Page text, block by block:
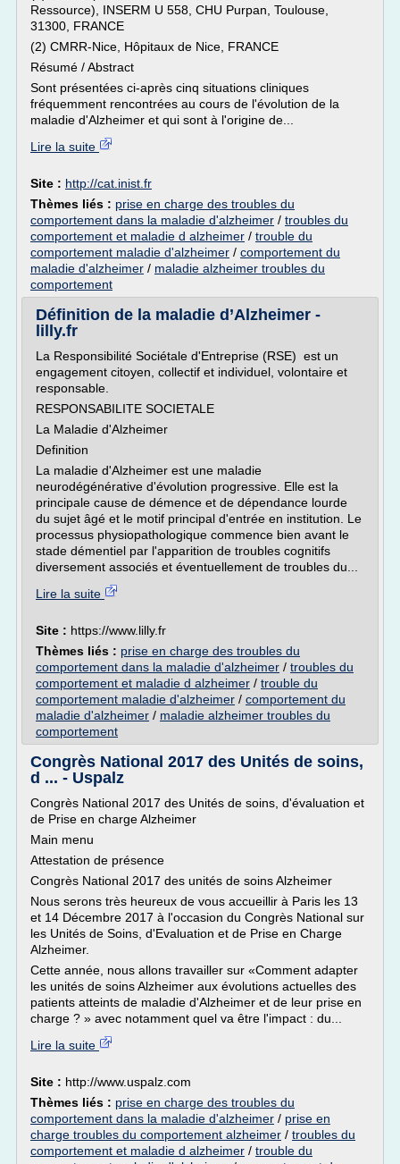
Ressource), INSERM U 558, CHU Purpan, Toulouse,
31300, FRANCE
(2) CMRR-Nice, Hôpitaux de Nice, FRANCE
Résumé / Abstract
Sont présentées ci-après cinq situations cliniques
fréquemment rencontrées au cours de l'évolution de la
maladie d'Alzheimer et qui sont à l'origine de...
Lire la suite
Site : http://cat.inist.fr
Thèmes liés : prise en charge des troubles du
comportement dans la maladie d'alzheimer / troubles du
comportement et maladie d alzheimer / trouble du
comportement maladie d'alzheimer / comportement du
maladie d'alzheimer / maladie alzheimer troubles du
comportement
Définition de la maladie d’Alzheimer -
lilly.fr
La Responsibilité Sociétale d'Entreprise (RSE) est un
engagement citoyen, collectif et individuel, volontaire et
responsable.
RESPONSABILITE SOCIETALE
La Maladie d'Alzheimer
Definition
La maladie d'Alzheimer est une maladie
neurodégénérative d'évolution progressive. Elle est la
principale cause de démence et de dépendance lourde
du sujet âgé et le motif principal d'entrée en institution. Le
processus physiopathologique commence bien avant le
stade démentiel par l'apparition de troubles cognitifs
diversement associés et éventuellement de troubles du...
Lire la suite
Site : https://www.lilly.fr
Thèmes liés : prise en charge des troubles du
comportement dans la maladie d'alzheimer / troubles du
comportement et maladie d alzheimer / trouble du
comportement maladie d'alzheimer / comportement du
maladie d'alzheimer / maladie alzheimer troubles du
comportement
Congrès National 2017 des Unités de soins,
d ... - Uspalz
Congrès National 2017 des Unités de soins, d'évaluation et
de Prise en charge Alzheimer
Main menu
Attestation de présence
Congrès National 2017 des unités de soins Alzheimer
Nous serons très heureux de vous accueillir à Paris les 13
et 14 Décembre 2017 à l'occasion du Congrès National sur
les Unités de Soins, d'Evaluation et de Prise en Charge
Alzheimer.
Cette année, nous allons travailler sur «Comment adapter
les unités de soins Alzheimer aux évolutions actuelles des
patients atteints de maladie d'Alzheimer et de leur prise en
charge ? » avec notamment quel va être l'impact : du...
Lire la suite
Site : http://www.uspalz.com
Thèmes liés : prise en charge des troubles du
comportement dans la maladie d'alzheimer / prise en
charge troubles du comportement alzheimer / troubles du
comportement et maladie d alzheimer / trouble du